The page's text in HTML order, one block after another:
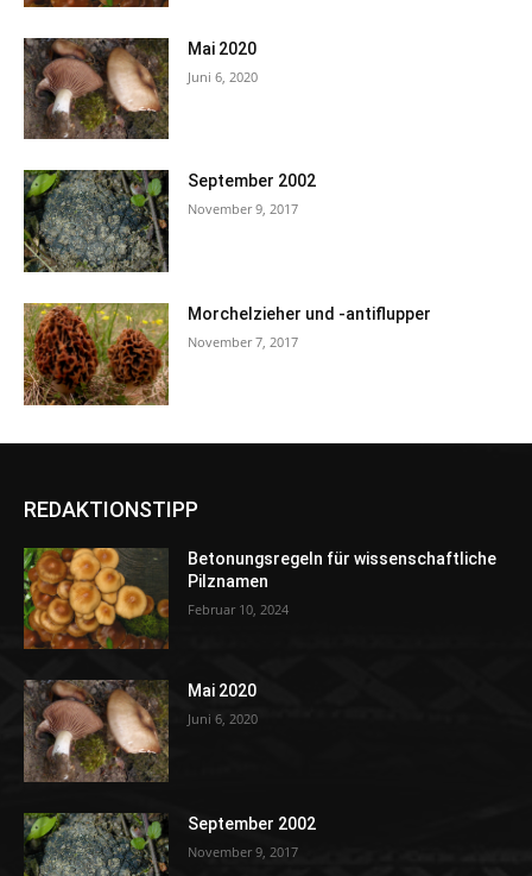
Mai 2020
Juni 6, 2020
September 2002
November 9, 2017
Morchelzieher und -antiflupper
November 7, 2017
REDAKTIONSTIPP
Betonungsregeln für wissenschaftliche
Pilznamen
Februar 10, 2024
Mai 2020
Juni 6, 2020
September 2002
November 9, 2017